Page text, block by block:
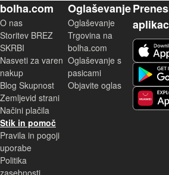
bolha.com
O nas
Storitev BREZ
SKRBI
Nasveti za varen
nakup
Blog Skupnost
Zemljevid strani
Načini plačila
Stik in pomoč
Pravila in pogoji
uporabe
Politika
zasebnosti
Oglaševanje
Oglaševanje
Trgovina na
bolha.com
Oglaševanje s
pasicami
Objavite oglas